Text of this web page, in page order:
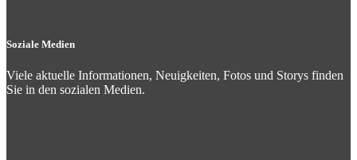
Soziale Medien
Viele aktuelle Informationen, Neuigkeiten, Fotos und Storys finden
Sie in den sozialen Medien.